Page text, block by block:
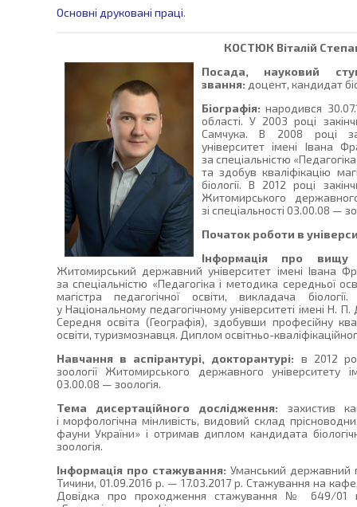
Основні друковані праці.
КОСТЮК Віталій
Посада, науковий
звання: доцент, кандидат
Біографія: народився
області. У 2003 році
Самчука. В 2008 році
університет імені Івана
за спеціальністю
та здобув кваліфікацію
біології. В 2012 році
Житомирського
зі спеціальності 03.00.08 —
Початок роботи в
Інформація про вищу
Житомирський державний університет імені Івана
за спеціальністю «Педагогіка і методика середньої
магістра педагогічної освіти, викладача
у Національному педагогічному університеті імені Н.
Середня освіта (Географія), здобувши професійну
освіти, туризмознавця. Диплом освітньо-
Навчання в аспірантурі, докторантурі: в 2012
зоології Житомирського державного університету
03.00.08 — зоологія.
Тема дисертаційного дослідження: захистив
і морфологічна мінливість, видовий склад
фауни України» і отримав диплом кандидата
зоологія.
Інформація про стажування: Уманський державний
Тичини, 01.09.2016 р. — 17.03.2017 р. Стажування на
Довідка про проходження стажування № 649/01